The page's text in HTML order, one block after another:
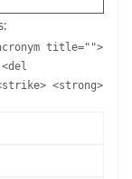
title="">
<strong>